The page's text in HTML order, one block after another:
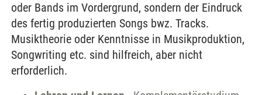
oder Bands im Vordergrund, sondern der Eindruck
des fertig produzierten Songs bwz. Tracks.
Musiktheorie oder Kenntnisse in Musikproduktion,
Songwriting etc. sind hilfreich, aber nicht
erforderlich.